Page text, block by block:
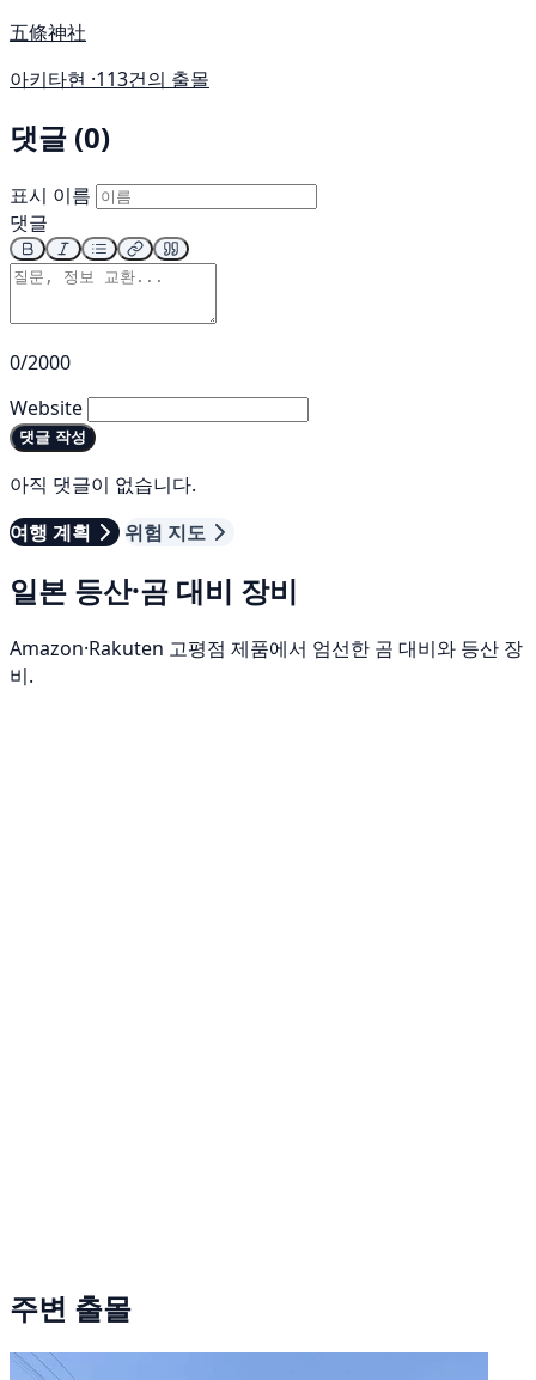
五條神社
아키타현 ·113건의 출몰
댓글 (0)
표시 이름
댓글
0/2000
Website
댓글 작성
아직 댓글이 없습니다.
여행 계획
위험 지도
일본 등산·곰 대비 장비
Amazon·Rakuten 고평점 제품에서 엄선한 곰 대비와 등산 장
비.
주변 출몰